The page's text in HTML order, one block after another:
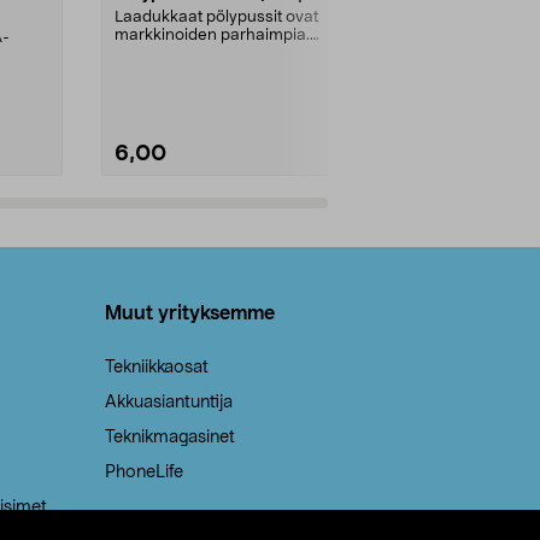
Laadukkaat pölypussit ovat
markkinoiden parhaimpia.
6,00
Muut yrityksemme
Tekniikkaosat
Akkuasiantuntija
Teknikmagasinet
PhoneLife